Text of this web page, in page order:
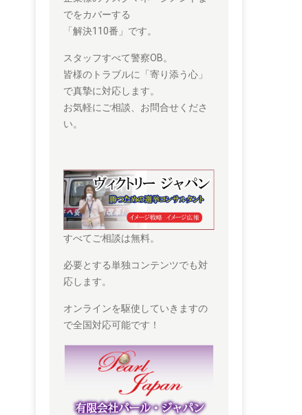
でをカバーする
「解決110番」です。
スタッフすべて警察OB。
皆様のトラブルに「寄り添う心」
で真摯に対応します。
お気軽にご相談、お問合せくださ
い。
すべてご相談は無料。
必要とする単独コンテンツでも対
応します。
オンラインを駆使していきますの
で全国対応可能です！